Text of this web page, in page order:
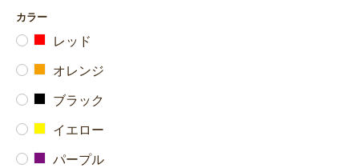
カラー
レッド
オレンジ
ブラック
イエロー
パープル